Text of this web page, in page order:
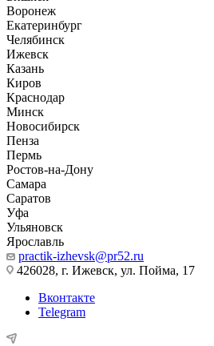
Воронеж
Екатеринбург
Челябинск
Ижевск
Казань
Киров
Краснодар
Минск
Новосибирск
Пенза
Пермь
Ростов-на-Дону
Самара
Саратов
Уфа
Ульяновск
Ярославль
practik-izhevsk@pr52.ru
426028, г. Ижевск, ул. Пойма, 17
Вконтакте
Telegram